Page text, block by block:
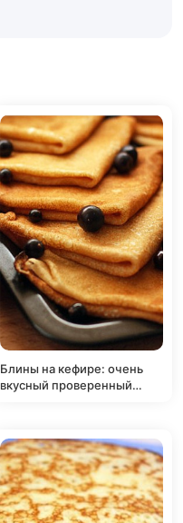
Блины на кефире: очень
вкусный проверенный